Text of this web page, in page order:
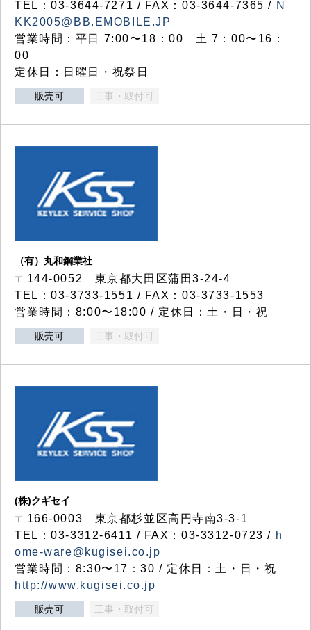
TEL：03‐3644‐7271 / FAX：03-3644-7365 / N
KK2005@BB.EMOBILE.JP
営業時間：平日 7:00〜18：00 土 7：00〜16：
00
定休日：日曜日・祝祭日
販売可 工事・取付可
（有）丸和鋼業社
〒144-0052 東京都大田区蒲田3-24-4
TEL：03-3733-1551 / FAX：03-3733-1553
営業時間：8:00〜18:00 / 定休日：土・日・祝
販売可 工事・取付可
(株)クギセイ
〒166-0003 東京都杉並区高円寺南3-3-1
TEL：03-3312-6411 / FAX：03-3312-0723 / h
ome-ware@kugisei.co.jp
営業時間：8:30〜17：30 / 定休日：土・日・祝
http://www.kugisei.co.jp
販売可 工事・取付可